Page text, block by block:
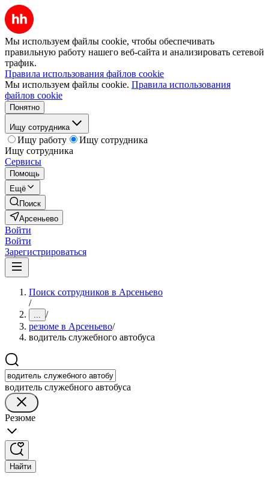
Мы используем файлы cookie, чтобы обеспечивать
правильную работу нашего веб-сайта и анализировать сетевой
трафик.
Правила использования файлов cookie
Мы используем файлы cookie. Правила использования
файлов cookie
Понятно
Ищу сотрудника
Ищу работу
Ищу сотрудника
Ищу сотрудника
Сервисы
Помощь
Ещё
Поиск
Арсеньево
Войти
Войти
Зарегистрироваться
Поиск сотрудников в Арсеньево
/
... /
резюме в Арсеньево/
водитель служебного автобуса
водитель служебного автобуса
Резюме
Найти